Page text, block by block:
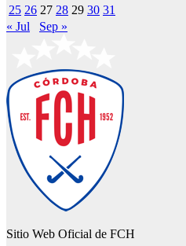
25 26 27 28 29 30 31
« Jul
Sep »
Sitio Web Oficial de FCH